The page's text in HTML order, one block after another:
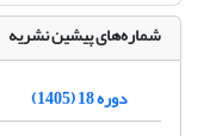
شماره‌های پیشین نشریه
دوره 18 (1405)